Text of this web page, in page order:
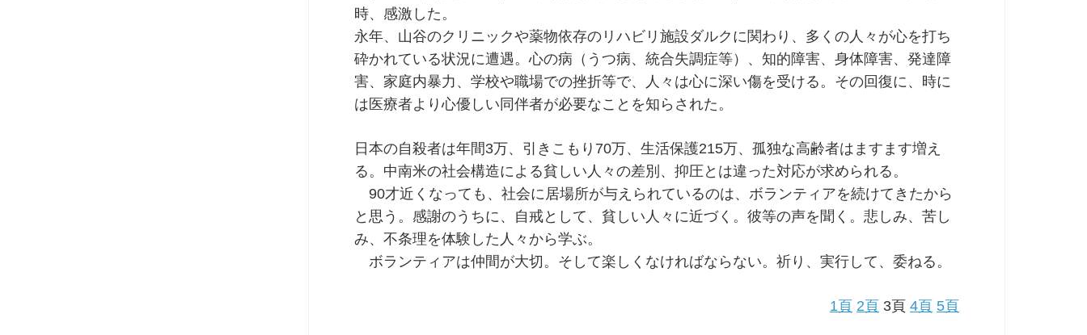
時、感激した。
永年、山谷のクリニックや薬物依存のリハビリ施設ダルクに関わり、多くの人々が心を打ち
砕かれている状況に遭遇。心の病（うつ病、統合失調症等）、知的障害、身体障害、発達障
害、家庭内暴力、学校や職場での挫折等で、人々は心に深い傷を受ける。その回復に、時に
は医療者より心優しい同伴者が必要なことを知らされた。
日本の自殺者は年間3万、引きこもり70万、生活保護215万、孤独な高齢者はますます増え
る。中南米の社会構造による貧しい人々の差別、抑圧とは違った対応が求められる。
90才近くなっても、社会に居場所が与えられているのは、ボランティアを続けてきたから
と思う。感謝のうちに、自戒として、貧しい人々に近づく。彼等の声を聞く。悲しみ、苦し
み、不条理を体験した人々から学ぶ。
ボランティアは仲間が大切。そして楽しくなければならない。祈り、実行して、委ねる。
1頁 2頁 3頁 4頁 5頁